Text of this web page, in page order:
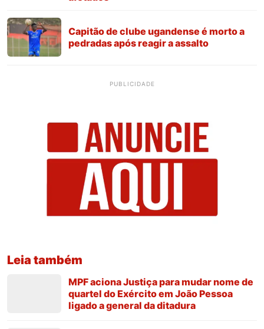
Capitão de clube ugandense é morto a
pedradas após reagir a assalto
PUBLICIDADE
Leia também
MPF aciona Justiça para mudar nome de
quartel do Exército em João Pessoa
ligado a general da ditadura